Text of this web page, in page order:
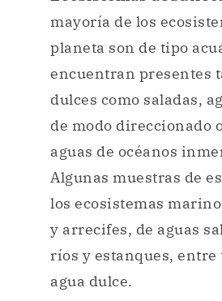
mayoría de los
planeta son de tipo
encuentran presentes
dulces como saladas,
de modo direccionado
aguas de océanos
Algunas muestras de
los ecosistemas
y arrecifes, de aguas
ríos y estanques, entre
agua dulce.